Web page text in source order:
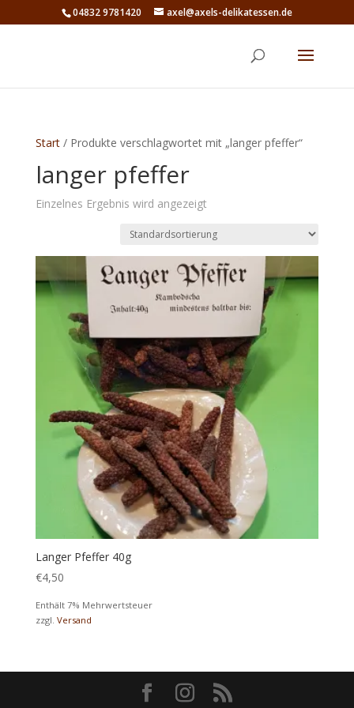
04832 9781420 axel@axels-delikatessen.de
Start/ Produkte verschlagwortet mit „langer pfeffer“
langer pfeffer
Einzelnes Ergebnis wird angezeigt
Langer Pfeffer 40g
€4,50
Enthält 7% Mehrwertsteuer
zzgl. Versand